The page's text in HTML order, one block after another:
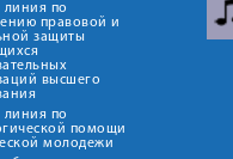
линия по
правовой и
защиты
высшего
линия по
помощи
молодежи